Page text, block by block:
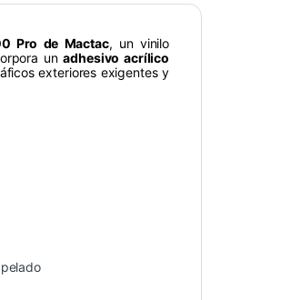
Pro de Mactac, un vinilo
unadhesivo acrílico
exteriores exigentes y